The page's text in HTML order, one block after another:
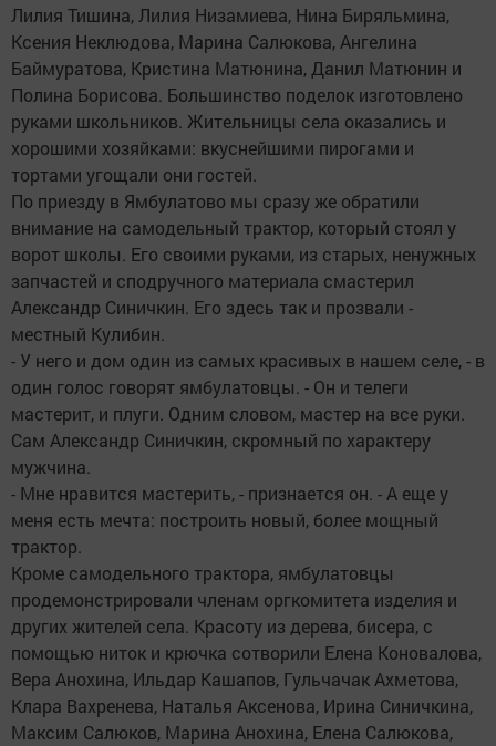
Лилия Тишина, Лилия Низамиева, Нина Биряльмина,
Ксения Неклюдова, Марина Салюкова, Ангелина
Баймуратова, Кристина Матюнина, Данил Матюнин и
Полина Борисова. Большинство поделок изготовлено
руками школьников. Жительницы села оказались и
хорошими хозяйками: вкуснейшими пирогами и
тортами угощали они гостей.
По приезду в Ямбулатово мы сразу же обратили
внимание на самодельный трактор, который стоял у
ворот школы. Его своими руками, из старых, ненужных
запчастей и сподручного материала смастерил
Александр Синичкин. Его здесь так и прозвали -
местный Кулибин.
- У него и дом один из самых красивых в нашем селе, - в
один голос говорят ямбулатовцы. - Он и телеги
мастерит, и плуги. Одним словом, мастер на все руки.
Сам Александр Синичкин, скромный по характеру
мужчина.
- Мне нравится мастерить, - признается он. - А еще у
меня есть мечта: построить новый, более мощный
трактор.
Кроме самодельного трактора, ямбулатовцы
продемонстрировали членам оргкомитета изделия и
других жителей села. Красоту из дерева, бисера, с
помощью ниток и крючка сотворили Елена Коновалова,
Вера Анохина, Ильдар Кашапов, Гульчачак Ахметова,
Клара Вахренева, Наталья Аксенова, Ирина Синичкина,
Максим Салюков, Марина Анохина, Елена Салюкова,